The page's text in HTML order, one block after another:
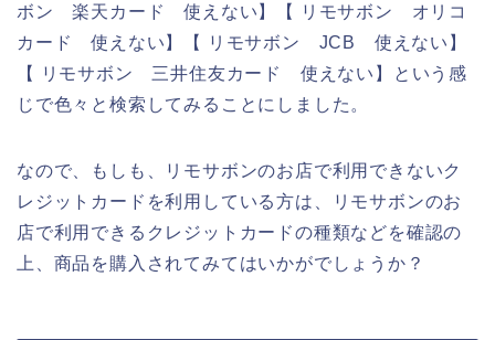
ボン 楽天カード 使えない】【 リモサボン オリコ
カード 使えない】【 リモサボン JCB 使えない】
【 リモサボン 三井住友カード 使えない】という感
じで色々と検索してみることにしました。
なので、もしも、リモサボンのお店で利用できないク
レジットカードを利用している方は、リモサボンのお
店で利用できるクレジットカードの種類などを確認の
上、商品を購入されてみてはいかがでしょうか？